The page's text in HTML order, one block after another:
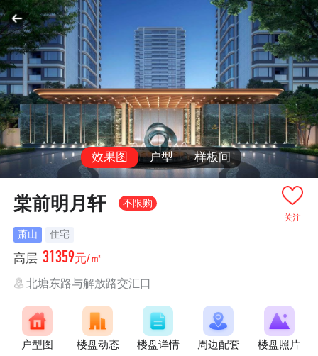
效果图 户型 样板间
关注
棠前明月轩 不限购
萧山 住宅
高层 31359元/㎡
北塘东路与解放路交汇口
户型图 楼盘动态 楼盘详情 周边配套 楼盘照片